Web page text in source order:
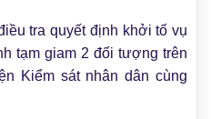
tra quyết định khởi tố vụ
tạm giam 2 đối tượng trên
Kiểm sát nhân dân cùng